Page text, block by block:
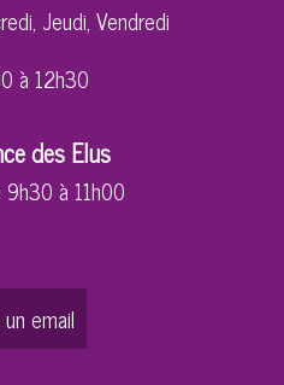
Jeudi, Vendredi
à 12h30
des Elus
9h30 à 11h00
email